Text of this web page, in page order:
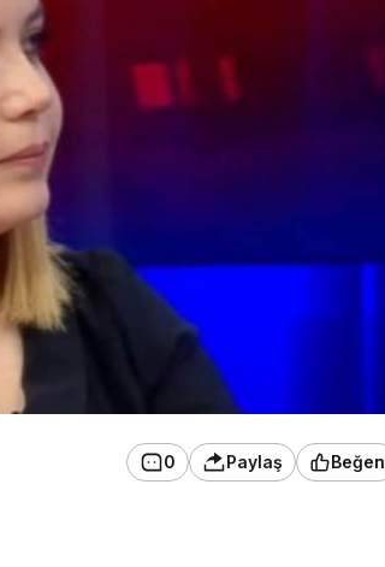
0 Paylaş Beğen